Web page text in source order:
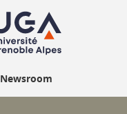
Newsroom